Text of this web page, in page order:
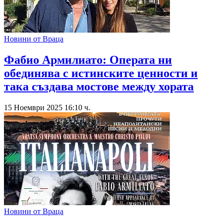
Новини от Враца
Фабио Армилиато: Операта ни
обединява с истинските ценности и
така създава мостове между хората
15 Ноември 2025 16:10 ч.
Новини от Враца